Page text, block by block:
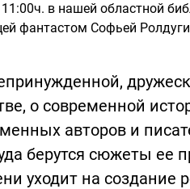
в нашей областной
фантастом Софьей
о современной
авторов и
берутся сюжеты ее
уходит на